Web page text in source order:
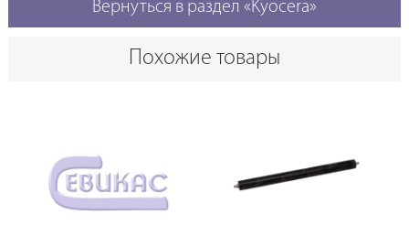
Вернуться в раздел «Kyocera»
Похожие товары